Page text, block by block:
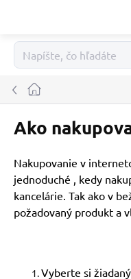
Domov
Ako
Nakupovanie v
jednoduché , kedy
kancelárie. Tak ako v
požadovaný produkt a
Vyberte si